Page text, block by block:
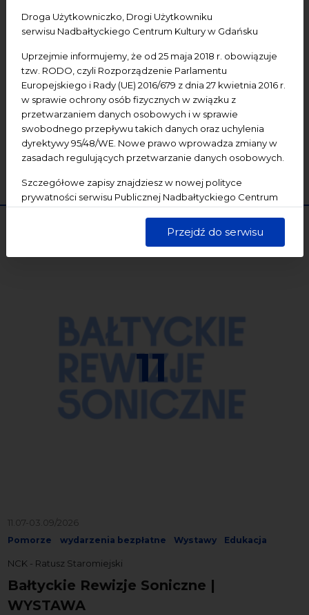
Droga Użytkowniczko, Drogi Użytkowniku
serwisu Nadbałtyckiego Centrum Kultury w Gdańsku
Uprzejmie informujemy, że od 25 maja 2018 r. obowiązuje
tzw. RODO, czyli Rozporządzenie Parlamentu
Europejskiego i Rady (UE) 2016/679 z dnia 27 kwietnia 2016 r.
w sprawie ochrony osób fizycznych w związku z
przetwarzaniem danych osobowych i w sprawie
swobodnego przepływu takich danych oraz uchylenia
dyrektywy 95/48/WE. Nowe prawo wprowadza zmiany w
zasadach regulujących przetwarzanie danych osobowych.
Szczegółowe zapisy znajdziesz w nowej polityce
prywatności serwisu Publicznej Nadbałtyckiego Centrum
dane są przetwarzane w sposób bezpieczny, z należytą
starannością i zgodnie z obowiązującymi przepisami.
Przejdź do serwisu
Data końcowa
Termin:
-Wszystkie- Dzisiaj Jutro Pojutrze
Następny tydzień Następny miesiąc
11
11.07-03.09/2026
Pomorze wydarzenia bezpłatne Wystawy Edukacja
NCK - Ratusz Staromiejski
Bałtyckie Rewizje Soniczne |
WYSTAWA